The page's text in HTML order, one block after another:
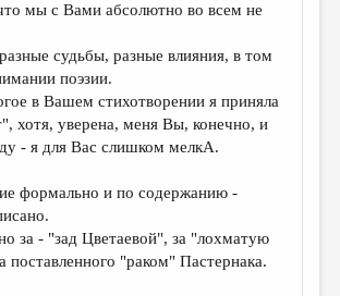
мы с Вами абсолютно во всем не
судьбы, разные влияния, в том
поэзии.
в Вашем стихотворении я приняла
хотя, уверена, меня Вы, конечно, и
- я для Вас слишком мелкА.
формально и по содержанию -
за - "зад Цветаевой", за "лохматую
поставленного "раком" Пастернака.